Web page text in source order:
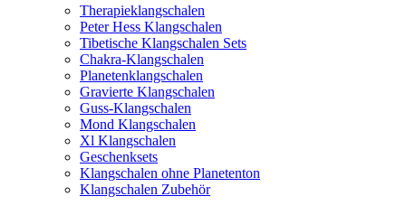
Therapieklangschalen
Peter Hess Klangschalen
Tibetische Klangschalen Sets
Chakra-Klangschalen
Planetenklangschalen
Gravierte Klangschalen
Guss-Klangschalen
Mond Klangschalen
Xl Klangschalen
Geschenksets
Klangschalen ohne Planetenton
Klangschalen Zubehör